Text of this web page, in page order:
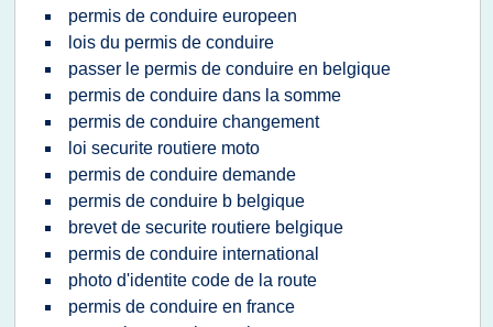
permis de conduire europeen
lois du permis de conduire
passer le permis de conduire en belgique
permis de conduire dans la somme
permis de conduire changement
loi securite routiere moto
permis de conduire demande
permis de conduire b belgique
brevet de securite routiere belgique
permis de conduire international
photo d'identite code de la route
permis de conduire en france